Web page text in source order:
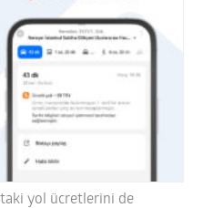
yol ücretlerini de